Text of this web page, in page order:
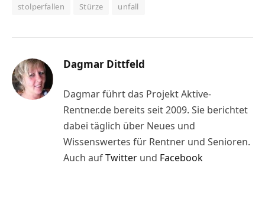
stolperfallen Stürze unfall
Dagmar Dittfeld
Dagmar führt das Projekt Aktive-
Rentner.de bereits seit 2009. Sie berichtet
dabei täglich über Neues und
Wissenswertes für Rentner und Senioren.
Auch aufTwitter und Facebook